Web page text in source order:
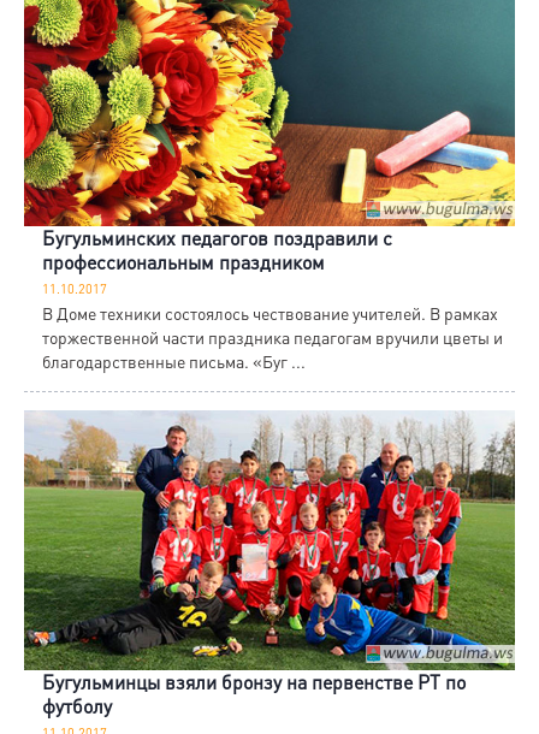
Бугульминских педагогов поздравили с
профессиональным праздником
11.10.2017
В Доме техники состоялось чествование учителей. В рамках
торжественной части праздника педагогам вручили цветы и
благодарственные письма. «Буг ...
Бугульминцы взяли бронзу на первенстве РТ по
футболу